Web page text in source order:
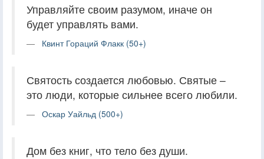
Управляйте своим разумом, иначе он
будет управлять вами.
Квинт Гораций Флакк (50+)
Святость создается любовью. Святые –
это люди, которые сильнее всего любили.
Оскар Уайльд (500+)
Дом без книг, что тело без души.